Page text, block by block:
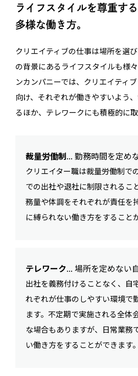
ライフスタイルを尊重する
多様な働き方。
クリエイティブの仕事は場所を選
の背景にあるライフスタイルも様
ンカンパニーでは、クリエイティ
向け、それぞれが働きやすいよう
るほか、テレワークにも積極的に取
裁量労働制... 勤務時間を定め
クリエイター職は裁量労働制で
での出社や退社に制限されるこ
務量や体調をそれぞれが責任を
に縛られない働き方をすること
テレワーク... 場所を定めない
出社を義務付けることなく、自
れぞれが仕事のしやすい環境で
ます。不定期で実施される全体
な場合もありますが、日常業務
い働き方をすることができます。